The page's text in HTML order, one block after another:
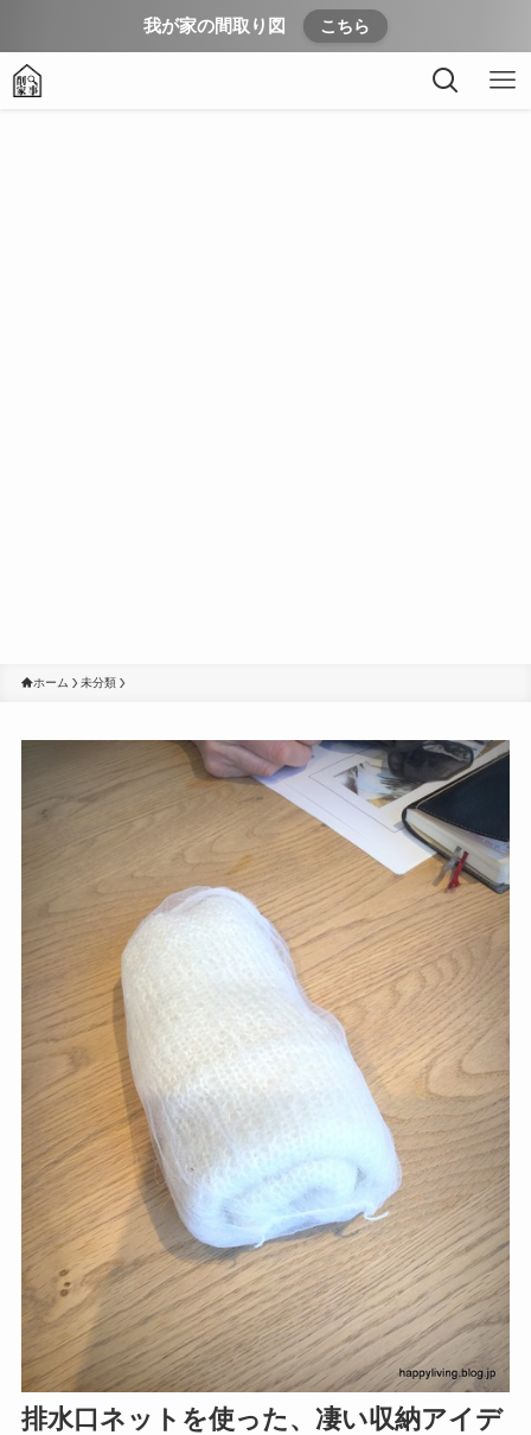
我が家の間取り図 こちら
ホーム 未分類
排水口ネットを使った、凄い収納アイデ